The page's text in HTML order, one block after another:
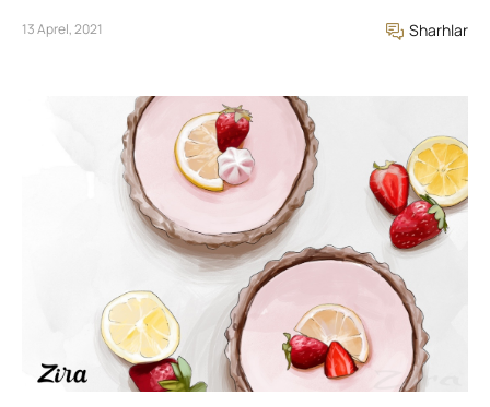
13 Aprel, 2021 Sharhlar